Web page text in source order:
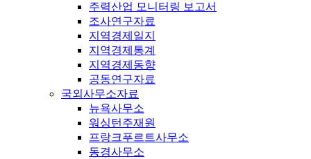
주력산업 모니터링 보고서
조사연구자료
지역경제일지
지역경제통계
지역경제동향
공동연구자료
국외사무소자료
뉴욕사무소
워싱턴주재원
프랑크푸르트사무소
동경사무소